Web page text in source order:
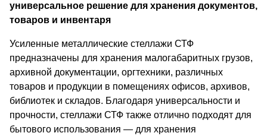
универсальное решение для хранения документов,
товаров и инвентаря
Усиленные металлические стеллажи СТФ
предназначены для хранения малогабаритных грузов,
архивной документации, оргтехники, различных
товаров и продукции в помещениях офисов, архивов,
библиотек и складов. Благодаря универсальности и
прочности, стеллажи СТФ также отлично подходят для
бытового использования — для хранения